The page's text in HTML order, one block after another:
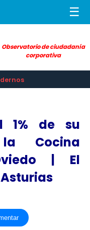
☰
Observatorio de ciudadanía
corporativa
1% de su
Cocina
| El